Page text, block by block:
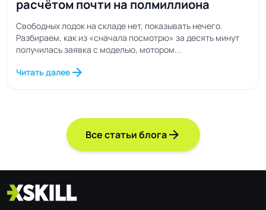
расчётом почти на полмиллиона
Свободных лодок на складе нет, показывать нечего.
Разбираем, как из «сначала посмотрю» за десять минут
получилась заявка с моделью, мотором...
Читать далее arrow_forward
Все статьи блогаarrow_forward